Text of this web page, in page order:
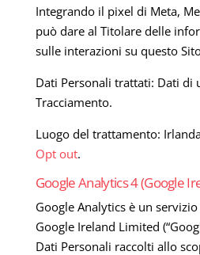
Integrando il pixel di Meta,
può dare al Titolare delle
sulle interazioni su questo
Dati Personali trattati: Dati di
Tracciamento.
Luogo del trattamento:
Opt out.
Google Analytics 4 (Google
Google Analytics è un
Google Ireland Limited
Dati Personali raccolti allo